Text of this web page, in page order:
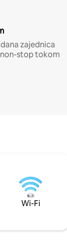
zajednica
stop tokom
Wi-Fi